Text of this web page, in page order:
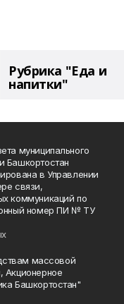
Рубрика "Еда и
напитки"
муниципального
Башкортостан
в Управлении
связи,
коммуникаций по
номер ПИ № ТУ
массовой
Акционерное
Башкортостан"